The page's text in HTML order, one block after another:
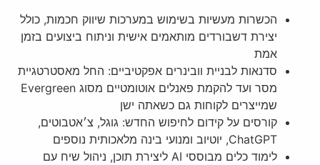
הכשרות מעשיות בשימוש במערכות שיווק חכמות, כולל
יצירת דשבורדים מותאמים אישית וניתוח ביצועים בזמן
אמת
סדנאות לבניית וובינרים אפקטיביים: החל מאסטרטגיית
מסר ועד להקמת פאנלים אוטומטיים מסוג Evergreen
שמייצרים לקוחות גם כשאתה ישן
קורסים על קידום לחיפוש החדש: גוגל, צ׳אטבוטים,
ChatGPT, יוטיוב ומנועי בינה מלאכותית נוספים
לימוד כלים מבוססי AI ליצירת תוכן, ניהול שיח עם